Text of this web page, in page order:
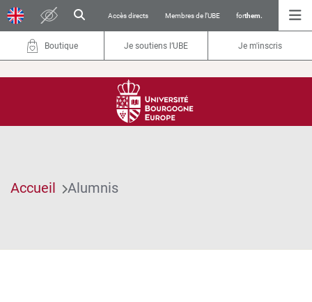
Accès directs Membres de l’UBE forthem.
Boutique Je soutiens l’UBE Je m'inscris
Accueil Alumnis